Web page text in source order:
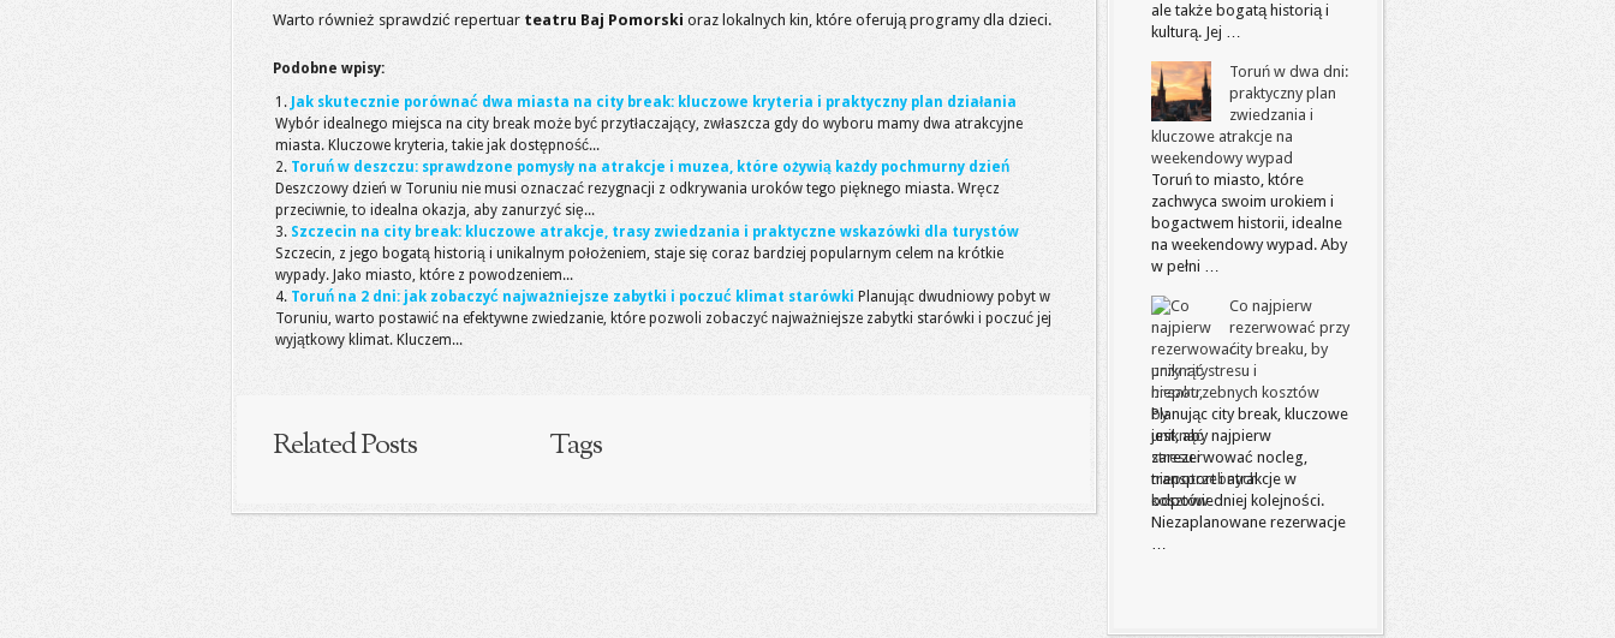
Warto również sprawdzić repertuar teatru Baj Pomorski oraz lokalnych kin, które oferują programy dla dzieci.
Podobne wpisy:
Jak skutecznie porównać dwa miasta na city break: kluczowe kryteria i praktyczny plan działania
Wybór idealnego miejsca na city break może być przytłaczający, zwłaszcza gdy do wyboru mamy dwa atrakcyjne
miasta. Kluczowe kryteria, takie jak dostępność...
Toruń w deszczu: sprawdzone pomysły na atrakcje i muzea, które ożywią każdy pochmurny dzień
Deszczowy dzień w Toruniu nie musi oznaczać rezygnacji z odkrywania uroków tego pięknego miasta. Wręcz
przeciwnie, to idealna okazja, aby zanurzyć się...
Szczecin na city break: kluczowe atrakcje, trasy zwiedzania i praktyczne wskazówki dla turystów
Szczecin, z jego bogatą historią i unikalnym położeniem, staje się coraz bardziej popularnym celem na krótkie
wypady. Jako miasto, które z powodzeniem...
Toruń na 2 dni: jak zobaczyć najważniejsze zabytki i poczuć klimat starówki Planując dwudniowy pobyt w
Toruniu, warto postawić na efektywne zwiedzanie, które pozwoli zobaczyć najważniejsze zabytki starówki i poczuć jej
wyjątkowy klimat. Kluczem...
Related Posts Tags
ale także bogatą historią i
kulturą. Jej …
Toruń w dwa dni:
praktyczny plan
zwiedzania i
kluczowe atrakcje na
weekendowy wypad
Toruń to miasto, które
zachwyca swoim urokiem i
bogactwem historii, idealne
na weekendowy wypad. Aby
w pełni …
Co najpierw
rezerwować przy
city breaku, by
uniknąć stresu i
niepotrzebnych kosztów
Planując city break, kluczowe
jest, aby najpierw
zarezerwować nocleg,
transport i atrakcje w
odpowiedniej kolejności.
Niezaplanowane rezerwacje
…